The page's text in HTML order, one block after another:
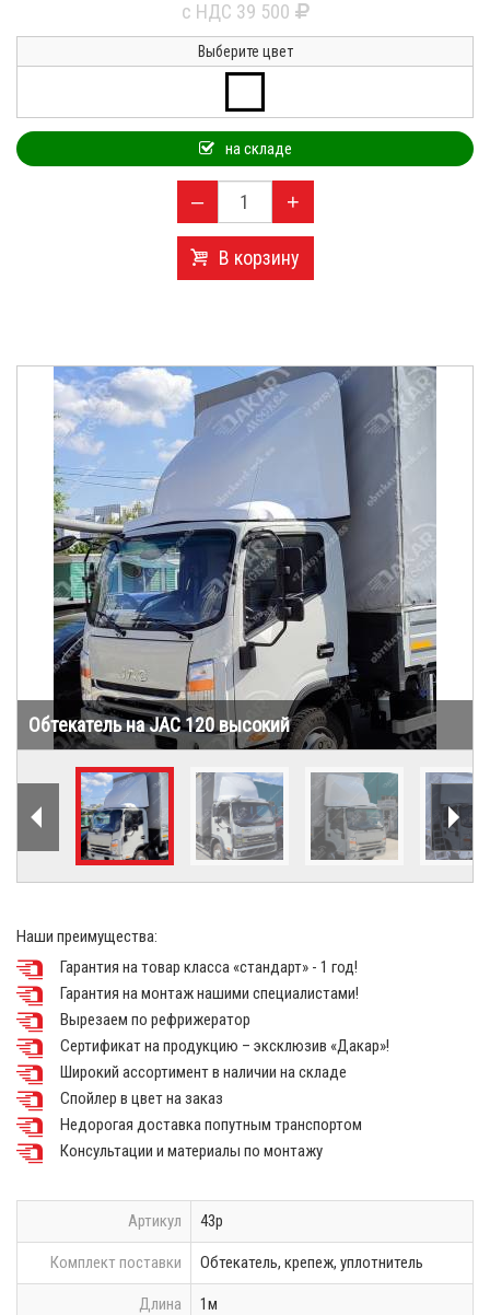
«Обтекатели (спойлеры)
с НДС 39 500
Выберите цвет
на складе
– +
В корзину
Обтекатель на JAC 120 высокий
Наши преимущества:
Гарантия на товар класса «стандарт» - 1 год!
Гарантия на монтаж нашими специалистами!
Вырезаем по рефрижератор
Сертификат на продукцию – эксклюзив «Дакар»!
Широкий ассортимент в наличии на складе
Спойлер в цвет на заказ
Недорогая доставка попутным транспортом
Консультации и материалы по монтажу
Артикул 43р
Комплект поставки Обтекатель, крепеж, уплотнитель
Длина 1м